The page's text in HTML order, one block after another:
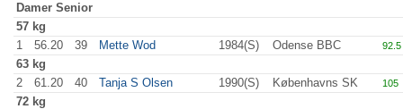
Damer Senior
57 kg
1
56.20 39 Mette Wod 1984(S) Odense BBC 92.5
63 kg
2
61.20 40 Tanja S Olsen 1990(S) Københavns SK 105
72 kg